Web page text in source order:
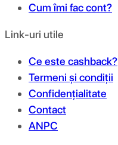
Cum îmi fac cont?
Link-uri utile
Ce este cashback?
Termeni și condiții
Confidențialitate
Contact
ANPC